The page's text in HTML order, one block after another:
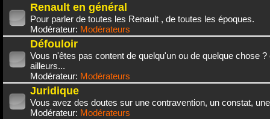
Renault en général
Pour parler de toutes les Renault , de toutes les époques.
Modérateur: Modérateurs
Défouloir
Vous n'êtes pas content de quelqu'un ou de quelque chose
ailleurs...
Modérateur: Modérateurs
Juridique
Vous avez des doutes sur une contravention, un constat,
Modérateur: Modérateurs